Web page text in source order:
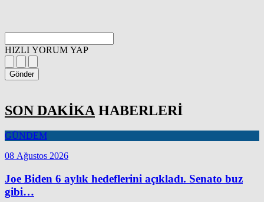
HIZLI YORUM YAP
Gönder
SON DAKİKA HABERLERİ
GÜNDEM
08 Ağustos 2026
Joe Biden 6 aylık hedeflerini açıkladı. Senato buz
gibi…